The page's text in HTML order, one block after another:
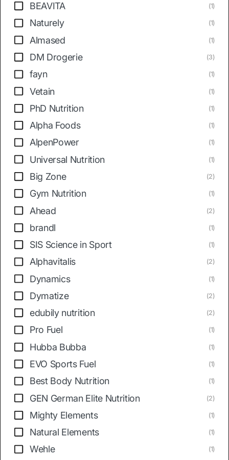
BEAVITA (1)
Naturely (1)
Almased (1)
DM Drogerie (3)
fayn (1)
Vetain (1)
PhD Nutrition (1)
Alpha Foods (1)
AlpenPower (1)
Universal Nutrition (1)
Big Zone (2)
Gym Nutrition (1)
Ahead (2)
brandl (1)
SIS Science in Sport (1)
Alphavitalis (2)
Dynamics (1)
Dymatize (2)
edubily nutrition (2)
Pro Fuel (1)
Hubba Bubba (1)
EVO Sports Fuel (1)
Best Body Nutrition (1)
GEN German Elite Nutrition (2)
Mighty Elements (1)
Natural Elements (1)
Wehle (1)